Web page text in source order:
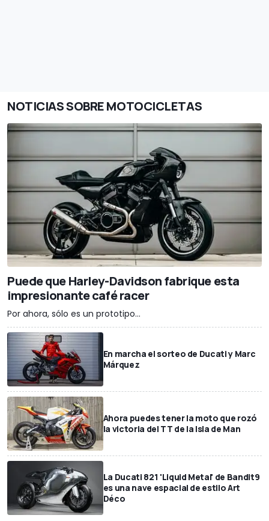
NOTICIAS SOBRE MOTOCICLETAS
Puede que Harley-Davidson fabrique esta
impresionante café racer
Por ahora, sólo es un prototipo...
En marcha el sorteo de Ducati y Marc
Márquez
Ahora puedes tener la moto que rozó
la victoria del TT de la Isla de Man
La Ducati 821 'Liquid Metal' de Bandit9
es una nave espacial de estilo Art
Déco